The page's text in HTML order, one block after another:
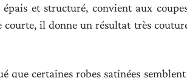
épais et structuré, convient aux
courte, il donne un résultat très
que certaines robes satinées